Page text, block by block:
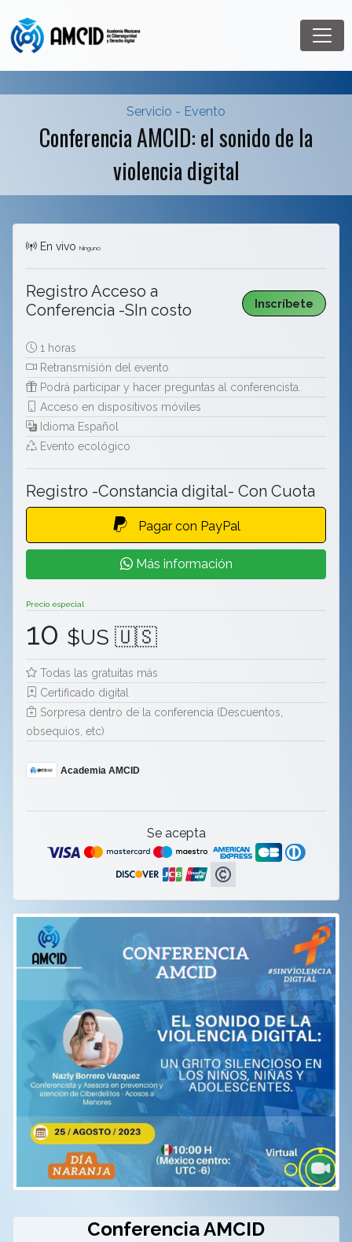
Servicio - Evento
Conferencia AMCID: el sonido de la
violencia digital
Conferencia AMCID
En vivo Ninguno
Registro Acceso a
Conferencia -SIn costo
Inscríbete
1 horas
Retransmisión del evento
Podrá participar y hacer preguntas al conferencista.
Acceso en dispositivos móviles
Idioma Español
Evento ecológico
Registro -Constancia digital- Con Cuota
Pagar con PayPal
Más información
Precio especial
10 $US 🇺🇸
Todas las gratuitas más
Certificado digital
Sorpresa dentro de la conferencia (Descuentos,
obsequios, etc)
Academia AMCID
Se acepta